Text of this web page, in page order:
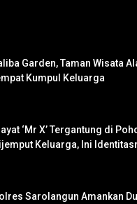
Garden, Taman Wisata
Kumpul Keluarga
‘Mr X’ Tergantung di
Keluarga, Ini
Sarolangun Amankan